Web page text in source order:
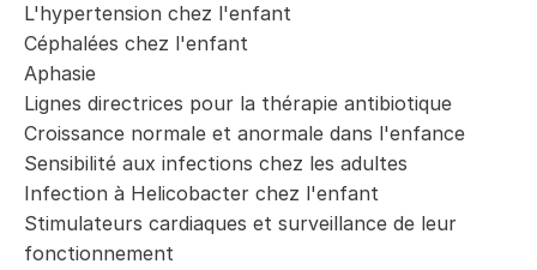
L'hypertension chez l'enfant
Céphalées chez l'enfant
Aphasie
Lignes directrices pour la thérapie antibiotique
Croissance normale et anormale dans l'enfance
Sensibilité aux infections chez les adultes
Infection à Helicobacter chez l'enfant
Stimulateurs cardiaques et surveillance de leur
fonctionnement